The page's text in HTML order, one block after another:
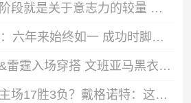
戴格诺特：这个阶段就是关于意志力的较量 我相信马刺也有同感！
戴格诺特谈SGA：六年来始终如一 成功时脚踏实地挣扎时镇定专注
终局之战！马刺&雷霆入场穿搭 文班亚马黑衣人 SGA、切特黑白双煞
过去两年季后赛主场17胜3负？戴格诺特：这显然不能保证任何东西